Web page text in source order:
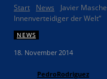
Start News
Javier
Innenverteidiger der Welt“
NEWS
18. November 2014
PedroRodriguez